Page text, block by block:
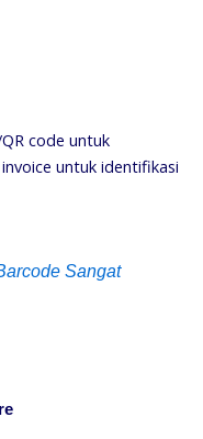
code untuk
untuk identifikasi
Sangat